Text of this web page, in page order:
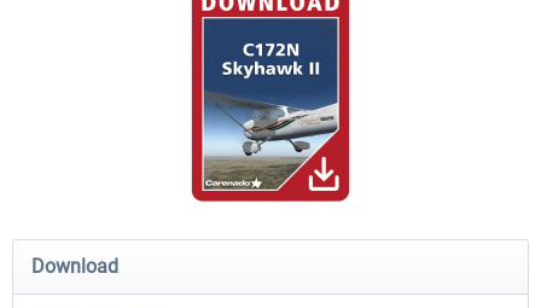
Airbus Bundle iFly Jets-The 737NG for
Download